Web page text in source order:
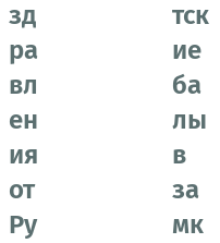
зд
ра
вл
ен
ия
от
Ру
тск
ие
ба
лы
в
за
мк